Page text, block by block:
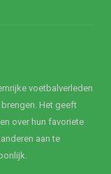
voetbalverleden
Het geeft
over hun favoriete
aan te